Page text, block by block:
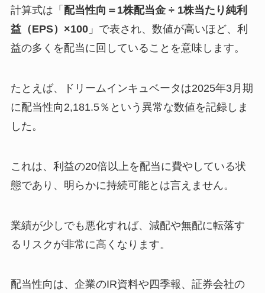
計算式は「 配当性向＝1株配当金 ÷ 1株当たり純利
益（EPS）×100」で表され、数値が高いほど、利
益の多くを配当に回していることを意味します。
たとえば、ドリームインキュベータは2025年3月期
に配当性向2,181.5％という異常な数値を記録しま
した。
これは、利益の20倍以上を配当に費やしている状
態であり、明らかに持続可能とは言えません。
業績が少しでも悪化すれば、減配や無配に転落す
るリスクが非常に高くなります。
配当性向は、企業のIR資料や四季報、証券会社の